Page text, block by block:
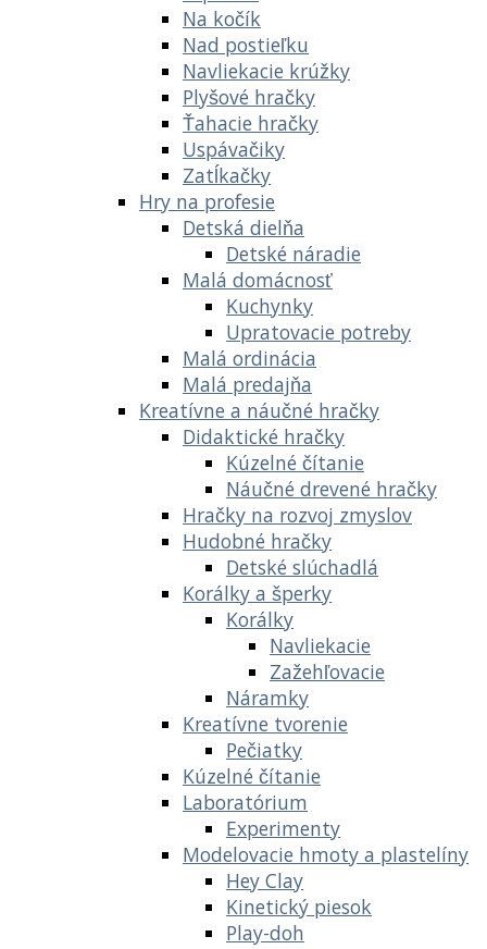
Na kočík
Nad postieľku
Navliekacie krúžky
Plyšové hračky
Ťahacie hračky
Uspávačiky
Zatĺkačky
Hry na profesie
Detská dielňa
Detské náradie
Malá domácnosť
Kuchynky
Upratovacie potreby
Malá ordinácia
Malá predajňa
Kreatívne a náučné hračky
Didaktické hračky
Kúzelné čítanie
Náučné drevené hračky
Hračky na rozvoj zmyslov
Hudobné hračky
Detské slúchadlá
Korálky a šperky
Korálky
Navliekacie
Zažehľovacie
Náramky
Kreatívne tvorenie
Pečiatky
Kúzelné čítanie
Laboratórium
Experimenty
Modelovacie hmoty a plastelíny
Hey Clay
Kinetický piesok
Play-doh